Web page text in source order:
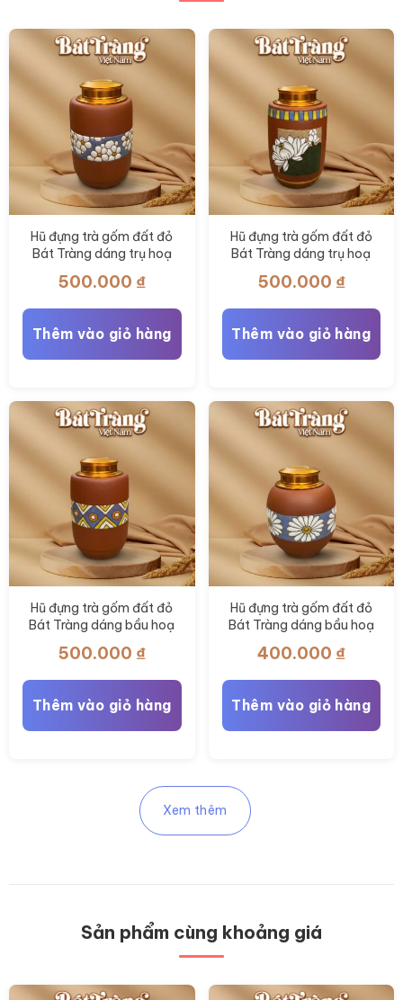
thể
Hũ đựng trà gốm đất đỏ
Bát Tràng dáng trụ hoạ
HĐT13
500.000 ₫
Thêm vào giỏ hàng
Hũ đựng trà gốm đất đỏ
Bát Tràng dáng trụ hoạ
500.000 ₫
Thêm vào giỏ hàng
Hũ đựng trà gốm đất đỏ
Bát Tràng dáng bầu hoạ
500.000 ₫
Thêm vào giỏ hàng
Hũ đựng trà gốm đất đỏ
Bát Tràng dáng bầu hoạ
BT-HĐT10
400.000 ₫
Thêm vào giỏ hàng
Xem thêm
Sản phẩm cùng khoảng giá